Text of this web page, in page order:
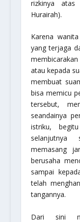
rizkinya atas
Hurairah).
Karena
yang terjaga
atau kepada
membuat
bisa memicu
tersebut,
seandainya
istriku,
memasang
berusaha
sampai
telah
tangannya.
Dari sini